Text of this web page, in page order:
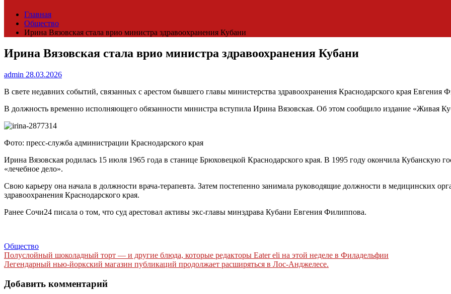
Главная
Общество
Ирина Вязовская стала врио министра здравоохранения Кубани
Ирина Вязовская стала врио министра здравоохранения Кубани
admin 28.03.2026
В свете недавних событий, связанных с арестом бывшего главы министерства здравоохранения Краснодарского края Евгения
В должность временно исполняющего обязанности министра вступила Ирина Вязовская. Об этом сообщило издание «Живая
Фото: пресс-служба администрации Краснодарского края
Ирина Вязовская родилась 15 июля 1965 года в станице Брюховецкой Краснодарского края. В 1995 году окончила
«лечебное дело».
Свою карьеру она начала в должности врача‑терапевта. Затем постепенно занимала руководящие должности в медицинских
здравоохранения Краснодарского края.
Ранее Сочи24 писала о том, что суд арестовал активы экс-главы минздрава Кубани Евгения Филиппова.
Общество
Навигация
по
записям
Полуслойный шоколадный торт — и другие блюда, которые редакторы Eater eli на этой неделе в Филадельфии
Легендарный нью-йоркский магазин публикаций продолжает расширяться в Лос-Анджелесе.
Добавить комментарий